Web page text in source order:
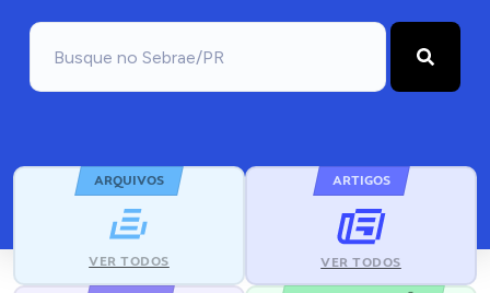
ARQUIVOS
VER TODOS
ARTIGOS
VER TODOS